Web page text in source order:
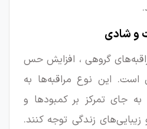
گروهی ، افزایش حس
این نوع مراقبه‌ها به
جای تمرکز بر کمبودها و
زندگی توجه کنند.